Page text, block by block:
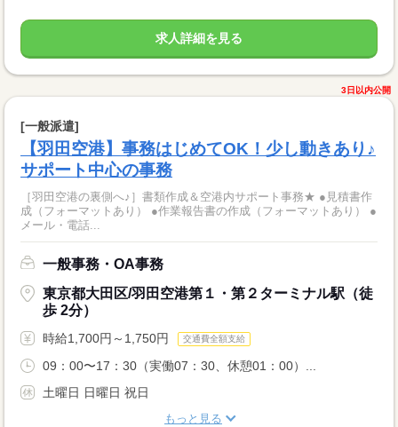
求人詳細を見る
3日以内公開
[一般派遣]
【羽田空港】事務はじめてOK！少し動きあり♪
サポート中心の事務
［羽田空港の裏側へ♪］書類作成＆空港内サポート事務★ ●見積書作
成（フォーマットあり） ●作業報告書の作成（フォーマットあり） ●
メール・電話...
一般事務・OA事務
東京都大田区/羽田空港第１・第２ターミナル駅（徒
歩 2分）
時給1,700円～1,750円 交通費全額支給
09：00〜17：30（実働07：30、休憩01：00）...
土曜日 日曜日 祝日
もっと見る